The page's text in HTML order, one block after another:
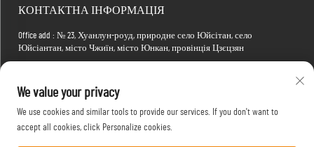
КОНТАКТНА ІНФОРМАЦІЯ
Office add : № 23, Хуанлун-роуд, природне село Юйсітан, село
Юйсіантан, місто Чжиїн, місто Юнкан, провінція Цзєцзян
Електронна пошта: [email protected]
We value your privacy
We use cookies and similar tools to provide our services. If you don't want to
accept all cookies, click Personalize cookies.